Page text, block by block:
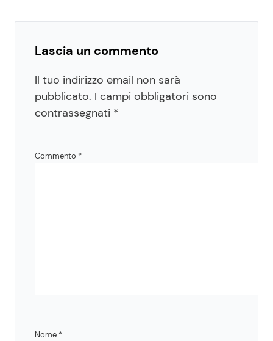
Lascia un commento
Il tuo indirizzo email non sarà
pubblicato. I campi obbligatori sono
contrassegnati *
Commento *
Nome *